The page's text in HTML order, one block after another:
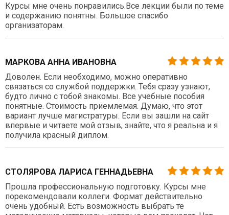
Курсы мне очень понравились.Все лекции были по теме
и содержанию понятны. Большое спасибо
организаторам.
МАРКОВА АННА ИВАНОВНА
Доволен. Если необходимо, можно оперативно
связаться со службой поддержки. Тебя сразу узнают,
будто лично с тобой знакомы. Все учебные пособия
понятные. Стоимость приемлемая. Думаю, что этот
вариант лучше магистратуры. Если вы зашли на сайт
впервые и читаете мой отзыв, знайте, что я реальна и я
получила красный диплом.
СТОЛЯРОВА ЛАРИСА ГЕННАДЬЕВНА
Прошла профессиональную подготовку. Курсы мне
порекомендовали коллеги. Формат действительно
очень удобный. Есть возможность выбрать те